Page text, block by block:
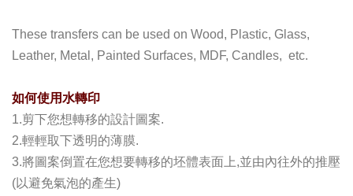
These transfers can be used on Wood, Plastic, Glass,
Leather, Metal, Painted Surfaces, MDF, Candles, etc.
如何使用水轉印
1.剪下您想轉移的設計圖案.
2.輕輕取下透明的薄膜.
3.將圖案倒置在您想要轉移的坯體表面上,並由內往外的推壓
(以避免氣泡的產生)